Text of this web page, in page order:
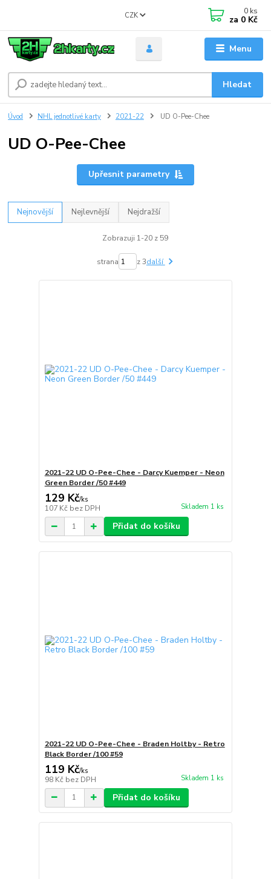
Menu
CZK
Hledat
0 ks
za 0 Kč
Úvod NHL jednotlivé karty 2021-22 UD O-Pee-Chee
UD O-Pee-Chee
Upřesnit parametry
Nejnovější Nejlevnější Nejdražší
Zobrazuji 1-20 z 59
strana z 3další
2021-22 UD O-Pee-Chee - Darcy Kuemper - Neon
Green Border /50 #449
129 Kč/ks
107 Kč bez DPH Skladem 1 ks
Přidat do košíku
2021-22 UD O-Pee-Chee - Braden Holtby - Retro
Black Border /100 #59
119 Kč/ks
98 Kč bez DPH Skladem 1 ks
Přidat do košíku